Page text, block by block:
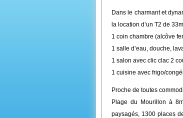
Dans le charmant et
la location d’un T2 de
1 coin chambre (alcôve
1 salle d’eau, douche,
1 salon avec clic clac 2
1 cuisine avec frigo/
Proche de toutes
Plage du Mourillon à
paysagés, 1300 places